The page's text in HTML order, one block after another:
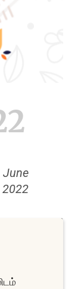
June
2022